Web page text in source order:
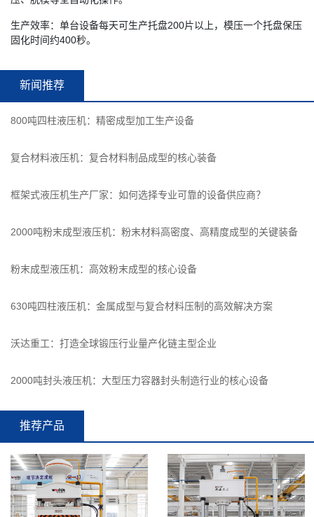
生产效率：单台设备每天可生产托盘200片以上，模压一个托盘保压
固化时间约400秒。
新闻推荐
800吨四柱液压机：精密成型加工生产设备
复合材料液压机：复合材料制品成型的核心装备
框架式液压机生产厂家：如何选择专业可靠的设备供应商？
2000吨粉末成型液压机：粉末材料高密度、高精度成型的关键装备
粉末成型液压机：高效粉末成型的核心设备
630吨四柱液压机：金属成型与复合材料压制的高效解决方案
沃达重工：打造全球锻压行业量产化链主型企业
2000吨封头液压机：大型压力容器封头制造行业的核心设备
推荐产品